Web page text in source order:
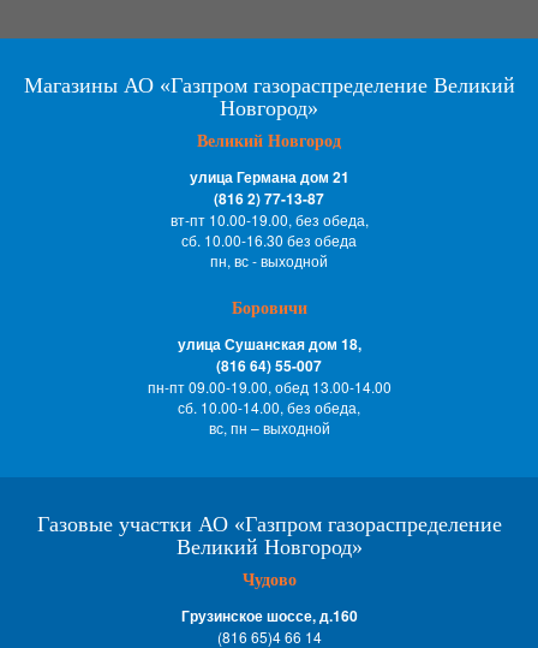
Магазины АО «Газпром газораспределение Великий
Новгород»
Великий Новгород
улица Германа дом 21
(816 2) 77-13-87
вт-пт 10.00-19.00, без обеда,
сб. 10.00-16.30 без обеда
пн, вс - выходной
Боровичи
улица Сушанская дом 18,
(816 64) 55-007
пн-пт 09.00-19.00, обед 13.00-14.00
сб. 10.00-14.00, без обеда,
вс, пн – выходной
Газовые участки АО «Газпром газораспределение
Великий Новгород»
Чудово
Грузинское шоссе, д.160
(816 65)4 66 14